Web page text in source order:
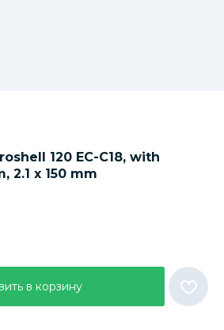
120 EC-C18, with
2.1 x 150 mm
в корзину